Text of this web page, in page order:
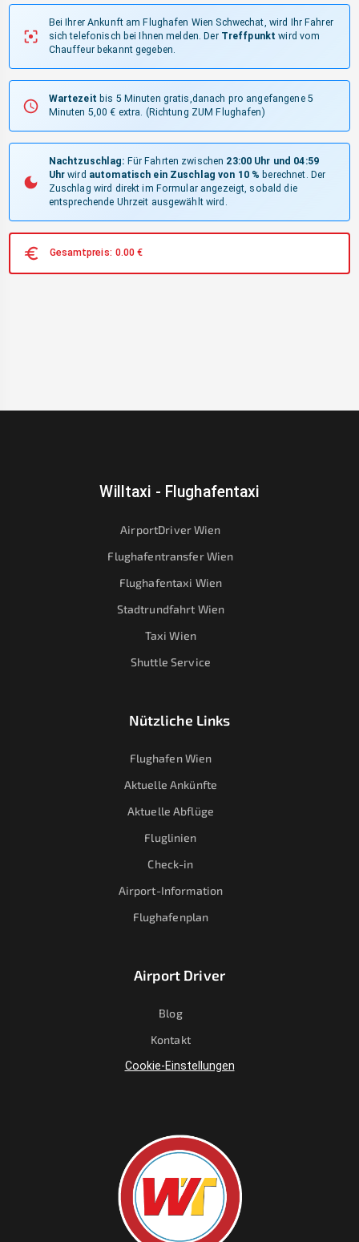
Bei Ihrer Ankunft am Flughafen Wien Schwechat, wird Ihr Fahrer
sich telefonisch bei Ihnen melden. Der Treffpunkt wird vom
Chauffeur bekannt gegeben.
Wartezeit bis 5 Minuten gratis,danach pro angefangene 5
Minuten 5,00 € extra. (Richtung ZUM Flughafen)
Nachtzuschlag: Für Fahrten zwischen 23:00 Uhr und 04:59
Uhr wird automatisch ein Zuschlag von 10 % berechnet. Der
Zuschlag wird direkt im Formular angezeigt, sobald die
entsprechende Uhrzeit ausgewählt wird.
Gesamtpreis: 0.00 €
Willtaxi - Flughafentaxi
AirportDriver Wien
Flughafentransfer Wien
Flughafentaxi Wien
Stadtrundfahrt Wien
Taxi Wien
Shuttle Service
Nützliche Links
Flughafen Wien
Aktuelle Ankünfte
Aktuelle Abflüge
Fluglinien
Check-in
Airport-Information
Flughafenplan
Airport Driver
Blog
Kontakt
Cookie-Einstellungen